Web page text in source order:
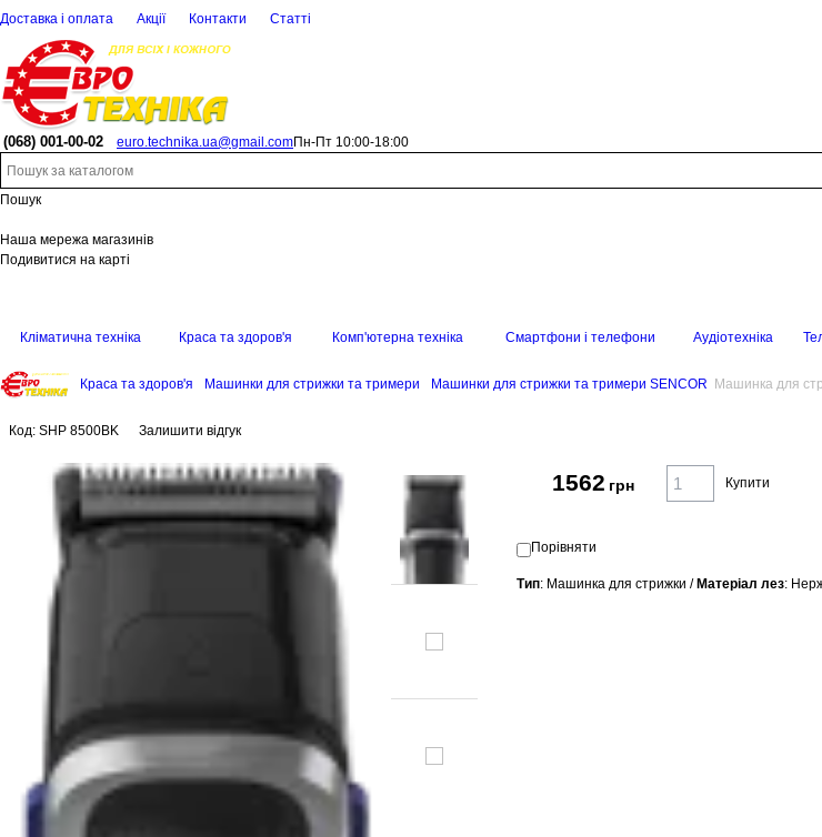
Доставка і оплата Акції Контакти Статті
(068) 001-00-02 euro.technika.ua@gmail.comПн-Пт 10:00-18:00
Пошук
Наша мережа магазинів
Подивитися на карті
Кліматична техніка Краса та здоров'я Комп'ютерна техніка Смартфони і телефони Аудіотехніка
Краса та здоров'я Машинки для стрижки та тримери Машинки для стрижки та тримери SENCOR Машинка для
Код: SHP 8500BK Залишити відгук
1562 грн Купити
Порівняти
Тип: Машинка для стрижки /Матеріал лез: